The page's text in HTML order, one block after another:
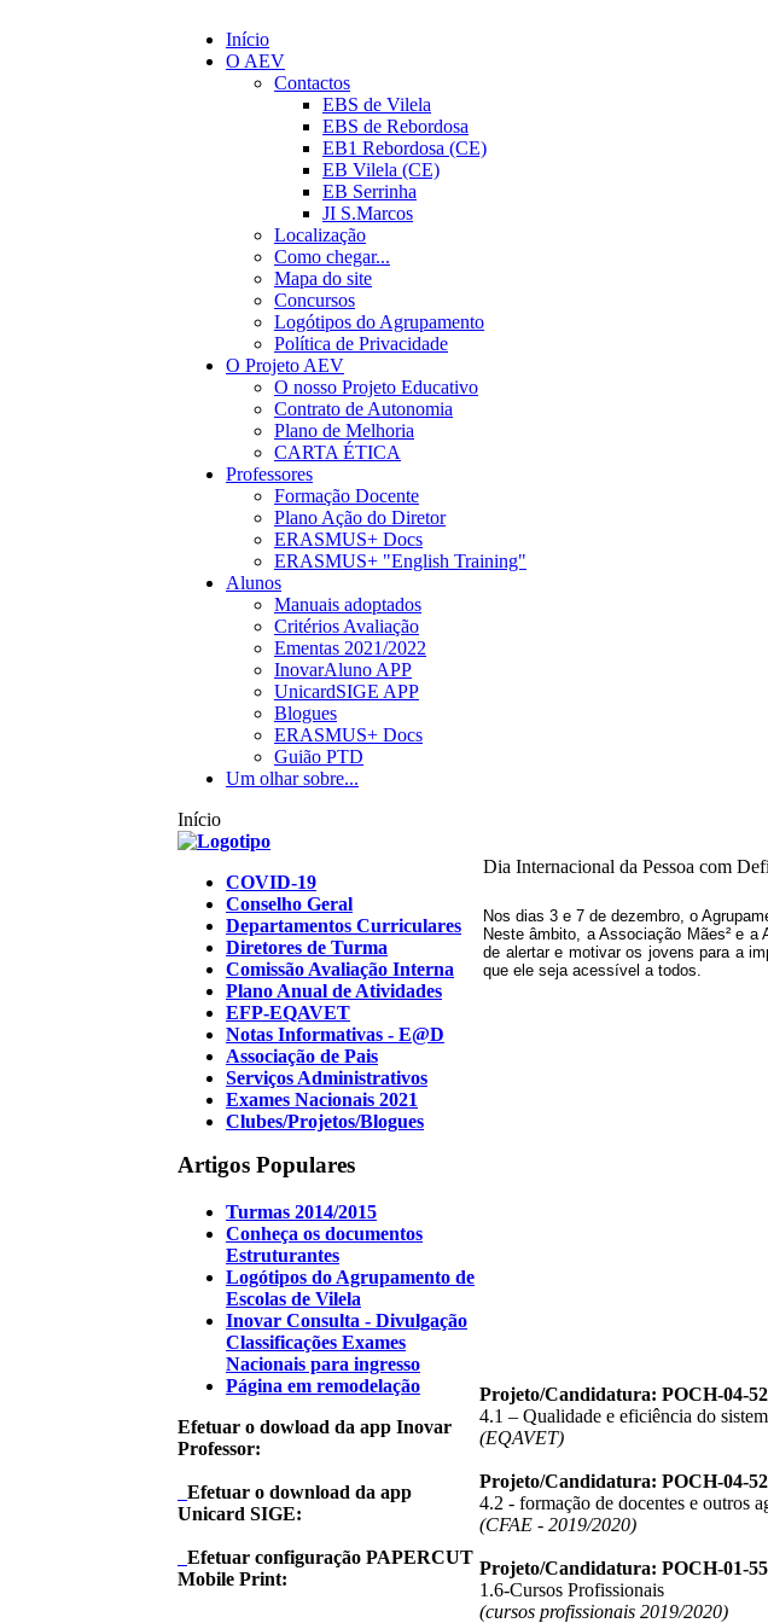
Início
O AEV
Contactos
EBS de Vilela
EBS de Rebordosa
EB1 Rebordosa (CE)
EB Vilela (CE)
EB Serrinha
JI S.Marcos
Localização
Como chegar...
Mapa do site
Concursos
Logótipos do Agrupamento
Política de Privacidade
O Projeto AEV
O nosso Projeto Educativo
Contrato de Autonomia
Plano de Melhoria
CARTA ÉTICA
Professores
Formação Docente
Plano Ação do Diretor
ERASMUS+ Docs
ERASMUS+ "English Training"
Alunos
Manuais adoptados
Critérios Avaliação
Ementas 2021/2022
InovarAluno APP
UnicardSIGE APP
Blogues
ERASMUS+ Docs
Guião PTD
Um olhar sobre...
Início
Dia Internacional da Pessoa com
Nos dias 3 e 7 de dezembro, o
Neste âmbito, a Associação Mães² e
de alertar e motivar os jovens para a
que ele seja acessível a todos.
Projeto/Candidatura: POCH-04-
4.1 – Qualidade e eficiência do
(EQAVET)
Projeto/Candidatura: POCH-04-
4.2 - formação de docentes e outros
(CFAE - 2019/2020)
Projeto/Candidatura: POCH-01-
1.6-Cursos Profissionais
(cursos profissionais 2019/2020)
COVID-19
Conselho Geral
Departamentos Curriculares
Diretores de Turma
Comissão Avaliação Interna
Plano Anual de Atividades
EFP-EQAVET
Notas Informativas - E@D
Associação de Pais
Serviços Administrativos
Exames Nacionais 2021
Clubes/Projetos/Blogues
Artigos Populares
Turmas 2014/2015
Conheça os documentos
Estruturantes
Logótipos do Agrupamento de
Escolas de Vilela
Inovar Consulta - Divulgação
Classificações Exames
Nacionais para ingresso
Página em remodelação
Efetuar o dowload da app Inovar
Professor:
Efetuar o download da app
Unicard SIGE:
Efetuar configuração PAPERCUT
Mobile Print: